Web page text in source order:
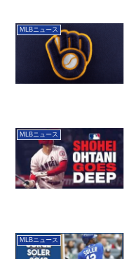
MLBニュース
MLBニュース
MLBニュース